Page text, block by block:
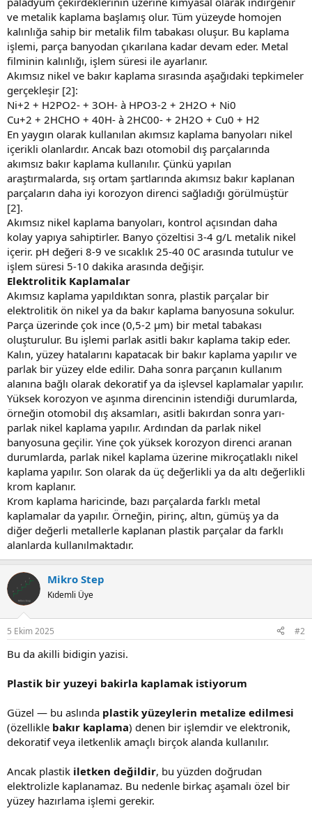
ve metalik kaplama başlamış olur. Tüm yüzeyde homojen
kalınlığa sahip bir metalik film tabakası oluşur. Bu kaplama
işlemi, parça banyodan çıkarılana kadar devam eder. Metal
filminin kalınlığı, işlem süresi ile ayarlanır.
Akımsız nikel ve bakır kaplama sırasında aşağıdaki tepkimeler
gerçekleşir [2]:
Ni+2 + H2PO2- + 3OH- à HPO3-2 + 2H2O + Ni0
Cu+2 + 2HCHO + 40H- à 2HC00- + 2H2O + Cu0 + H2
En yaygın olarak kullanılan akımsız kaplama banyoları nikel
içerikli olanlardır. Ancak bazı otomobil dış parçalarında
akımsız bakır kaplama kullanılır. Çünkü yapılan
araştırmalarda, sış ortam şartlarında akımsız bakır kaplanan
parçaların daha iyi korozyon direnci sağladığı görülmüştür
[2].
Akımsız nikel kaplama banyoları, kontrol açısından daha
kolay yapıya sahiptirler. Banyo çözeltisi 3-4 g/L metalik nikel
içerir. pH değeri 8-9 ve sıcaklık 25-40 0C arasında tutulur ve
işlem süresi 5-10 dakika arasında değişir.
Elektrolitik Kaplamalar
Akımsız kaplama yapıldıktan sonra, plastik parçalar bir
elektrolitik ön nikel ya da bakır kaplama banyosuna sokulur.
Parça üzerinde çok ince (0,5-2 µm) bir metal tabakası
oluşturulur. Bu işlemi parlak asitli bakır kaplama takip eder.
Kalın, yüzey hatalarını kapatacak bir bakır kaplama yapılır ve
parlak bir yüzey elde edilir. Daha sonra parçanın kullanım
alanına bağlı olarak dekoratif ya da işlevsel kaplamalar yapılır.
Yüksek korozyon ve aşınma direncinin istendiği durumlarda,
örneğin otomobil dış aksamları, asitli bakırdan sonra yarı-
parlak nikel kaplama yapılır. Ardından da parlak nikel
banyosuna geçilir. Yine çok yüksek korozyon direnci aranan
durumlarda, parlak nikel kaplama üzerine mikroçatlaklı nikel
kaplama yapılır. Son olarak da üç değerlikli ya da altı değerlikli
krom kaplanır.
Krom kaplama haricinde, bazı parçalarda farklı metal
kaplamalar da yapılır. Örneğin, pirinç, altın, gümüş ya da
diğer değerli metallerle kaplanan plastik parçalar da farklı
alanlarda kullanılmaktadır.
Mikro Step
Kıdemli Üye
5 Ekim 2025 #2
Bu da akilli bidigin yazisi.
Plastik bir yuzeyi bakirla kaplamak istiyorum
Güzel — bu aslında plastik yüzeylerin metalize edilmesi
(özellikle bakır kaplama) denen bir işlemdir ve elektronik,
dekoratif veya iletkenlik amaçlı birçok alanda kullanılır.
Ancak plastik iletken değildir, bu yüzden doğrudan
elektrolizle kaplanamaz. Bu nedenle birkaç aşamalı özel bir
yüzey hazırlama işlemi gerekir.